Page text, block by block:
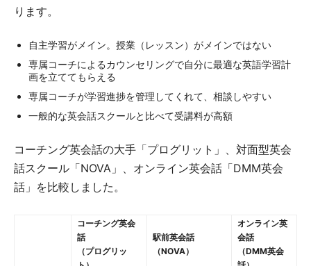
ります。
自主学習がメイン。授業（レッスン）がメインではない
専属コーチによるカウンセリングで自分に最適な英語学習計
画を立ててもらえる
専属コーチが学習進捗を管理してくれて、相談しやすい
一般的な英会話スクールと比べて受講料が高額
コーチング英会話の大手「プログリット」、対面型英会
話スクール「NOVA」、オンライン英会話「DMM英会
話」を比較しました。
コーチング英会
話
（プログリッ
駅前英会話
（NOVA）
オンライン英
会話
（DMM英会